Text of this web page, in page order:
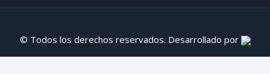
© Todos los derechos reservados. Desarrollado por